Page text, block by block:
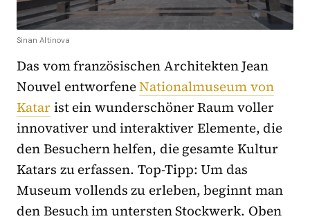
Sinan Altinova
Das vom französischen Architekten Jean
Nouvel entworfeneNationalmuseum von
Katarist ein wunderschöner Raum voller
innovativer und interaktiver Elemente, die
den Besuchern helfen, die gesamte Kultur
Katars zu erfassen. Top-Tipp: Um das
Museum vollends zu erleben, beginnt man
den Besuch im untersten Stockwerk. Oben